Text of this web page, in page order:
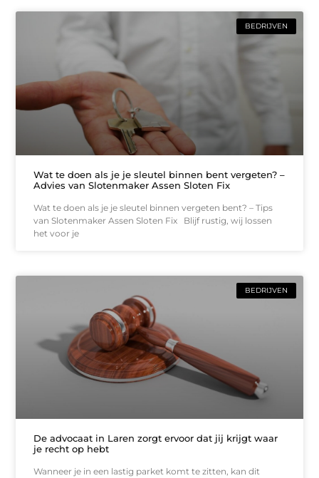
BEDRIJVEN
Wat te doen als je je sleutel binnen bent vergeten? –
Advies van Slotenmaker Assen Sloten Fix
Wat te doen als je je sleutel binnen vergeten bent? – Tips
van Slotenmaker Assen Sloten Fix Blijf rustig, wij lossen
het voor je
BEDRIJVEN
De advocaat in Laren zorgt ervoor dat jij krijgt waar
je recht op hebt
Wanneer je in een lastig parket komt te zitten, kan dit